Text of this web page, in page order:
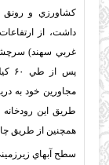
كشاورزي و رونق
غربي سهند)
مجاورين خود به
همچنين از طريق
سطح آبهاي زيرزميني در